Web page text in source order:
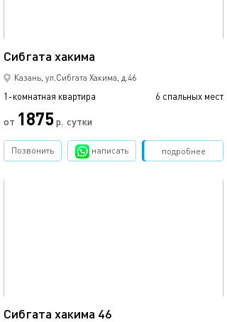
Сибгата хакима
Казань, ул.Сибгата Хакима, д.46
1-комнатная квартира 6 спальных мест
от 1875р. сутки
подробнее
Позвонить написать Забронировать
Сибгата хакима 46